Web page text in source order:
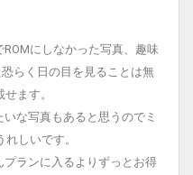
にしなかった写真、趣味
らく日の目を見ることは無
ます。
な写真もあると思うのでミ
しいです。
プランに入るよりずっとお得